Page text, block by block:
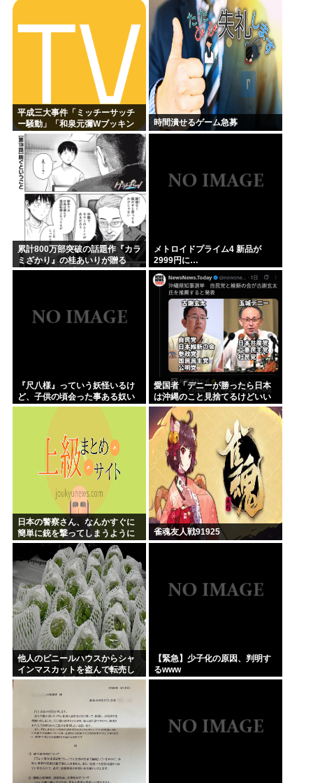
平成三大事件「ミッチーサッチ
ー騒動」「和泉元彌Wブッキン
グ事件」あとひとつは？
時間潰せるゲーム急募
累計800万部突破の話題作『カラ
ミざかり』の桂あいりが贈る
NTRラブコメ「グラぱら
メトロイドプライム4 新品が
2999円に…
『尺八様』っていう妖怪いるけ
ど、子供の頃会った事ある奴い
る？？
愛国者「デニーが勝ったら日本
は沖縄のこと見捨てるけどいい
の？」
日本の警察さん、なんかすぐに
簡単に銃を撃ってしまうように
なる…
雀魂友人戦91925
他人のビニールハウスからシャ
インマスカットを盗んで転売し
ていた無職逮捕！被害100万円ほ
【緊急】少子化の原因、判明す
るwww